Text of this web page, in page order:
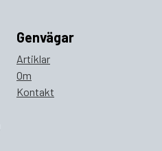
Genvägar
Artiklar
Om
Kontakt